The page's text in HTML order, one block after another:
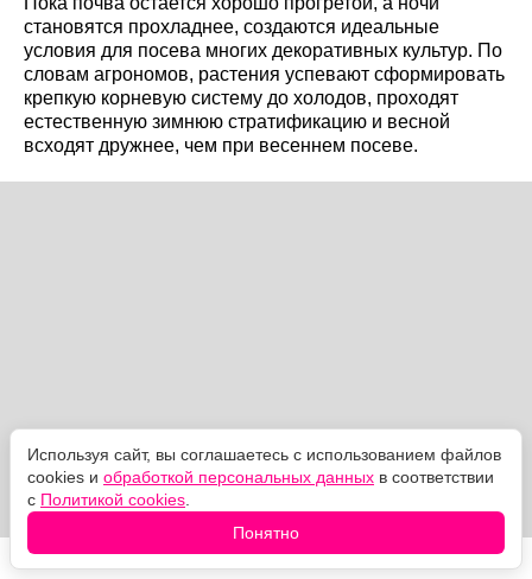
становятся прохладнее, создаются идеальные
условия для посева многих декоративных культур. По
словам агрономов, растения успевают сформировать
крепкую корневую систему до холодов, проходят
естественную зимнюю стратификацию и весной
всходят дружнее, чем при весеннем посеве.
Используя сайт, вы соглашаетесь с использованием файлов
cookies и обработкой персональных данных в соответствии
с Политикой cookies
Понятно